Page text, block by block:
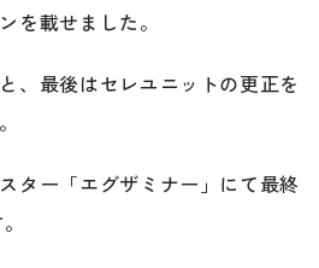
を載せました。
、最後はセレユニットの更正を
ター「エグザミナー」にて最終